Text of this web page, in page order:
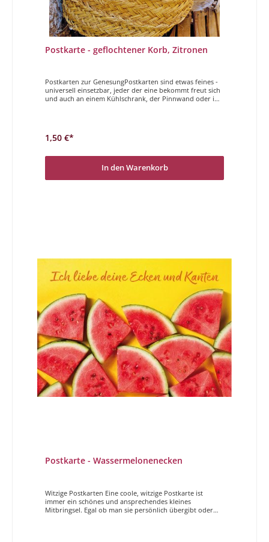
Postkarte - geflochtener Korb, Zitronen
Postkarten zur GenesungPostkarten sind etwas feines -
universell einsetzbar, jeder der eine bekommt freut sich
und auch an einem Kühlschrank, der Pinnwand oder im
1,50 €*
In den Warenkorb
Postkarte - Wassermelonenecken
Witzige Postkarten Eine coole, witzige Postkarte ist
immer ein schönes und ansprechendes kleines
Mitbringsel. Egal ob man sie persönlich übergibt oder